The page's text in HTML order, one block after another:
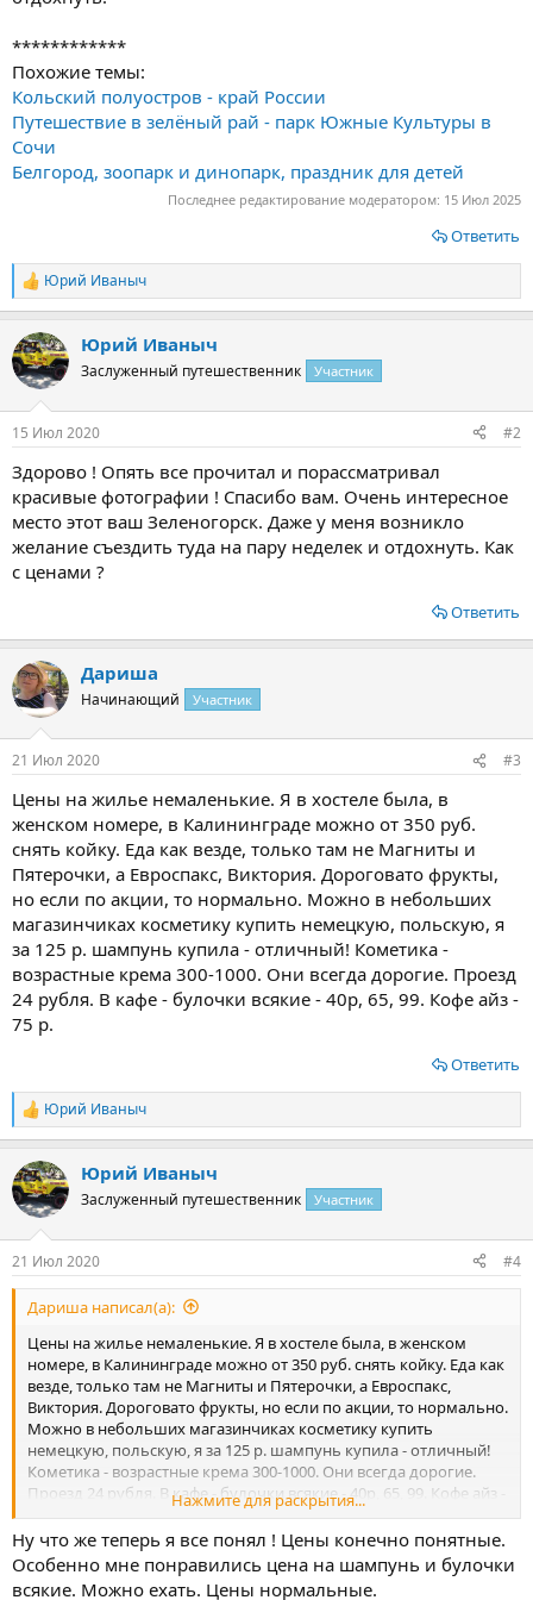
************
Похожие темы:
Кольский полуостров - край России
Путешествие в зелёный рай - парк Южные Культуры в
Сочи
Белгород, зоопарк и динопарк, праздник для детей
Последнее редактирование модератором: 15 Июл 2025
Ответить
Р
е
к
ц
и
Юрий Иваныч
Юрий Иваныч
Заслуженный путешественник Участник
15 Июл 2020 #2
Здорово ! Опять все прочитал и порассматривал
красивые фотографии ! Спасибо вам. Очень интересное
место этот ваш Зеленогорск. Даже у меня возникло
желание съездить туда на пару неделек и отдохнуть. Как
с ценами ?
Ответить
Дариша
Начинающий Участник
21 Июл 2020 #3
Цены на жилье немаленькие. Я в хостеле была, в
женском номере, в Калининграде можно от 350 руб.
снять койку. Еда как везде, только там не Магниты и
Пятерочки, а Евроспакс, Виктория. Дороговато фрукты,
но если по акции, то нормально. Можно в небольших
магазинчиках косметику купить немецкую, польскую, я
за 125 р. шампунь купила - отличный! Кометика -
возрастные крема 300-1000. Они всегда дорогие. Проезд
24 рубля. В кафе - булочки всякие - 40р, 65, 99. Кофе айз -
75 р.
Ответить
Р
е
к
ц
и
Юрий Иваныч
Юрий Иваныч
Заслуженный путешественник Участник
21 Июл 2020 #4
Дариша написал(а):
Цены на жилье немаленькие. Я в хостеле была, в женском
номере, в Калининграде можно от 350 руб. снять койку. Еда как
везде, только там не Магниты и Пятерочки, а Евроспакс,
Виктория. Дороговато фрукты, но если по акции, то нормально.
Можно в небольших магазинчиках косметику купить
немецкую, польскую, я за 125 р. шампунь купила - отличный!
Кометика - возрастные крема 300-1000. Они всегда дорогие.
Проезд 24 рубля. В кафе - булочки всякие - 40р, 65, 99. Кофе айз -
Нажмите для раскрытия...
Ну что же теперь я все понял ! Цены конечно понятные.
Особенно мне понравились цена на шампунь и булочки
всякие. Можно ехать. Цены нормальные.